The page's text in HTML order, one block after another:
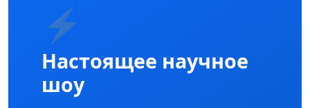
⚡
Настоящее научное
шоу